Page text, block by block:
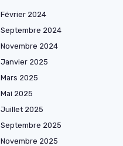
Février 2024
Septembre 2024
Novembre 2024
Janvier 2025
Mars 2025
Mai 2025
Juillet 2025
Septembre 2025
Novembre 2025